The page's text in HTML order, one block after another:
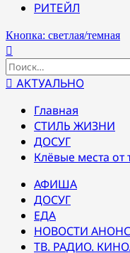
РИТЕЙЛ
Кнопка: светлая/темная
Найти:
АКТУАЛЬНО
Главная
СТИЛЬ ЖИЗНИ
ДОСУГ
Клёвые места от
АФИША
ДОСУГ
ЕДА
НОВОСТИ
ТВ. РАДИО. КИНО.